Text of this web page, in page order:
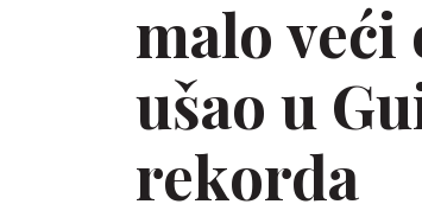
malo
ušao u
rekorda